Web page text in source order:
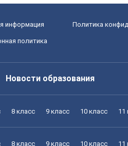
информация Политика
политика
Новости образования
8 класс 9 класс 10 класс 11
8 класс 9 класс 10 класс 11